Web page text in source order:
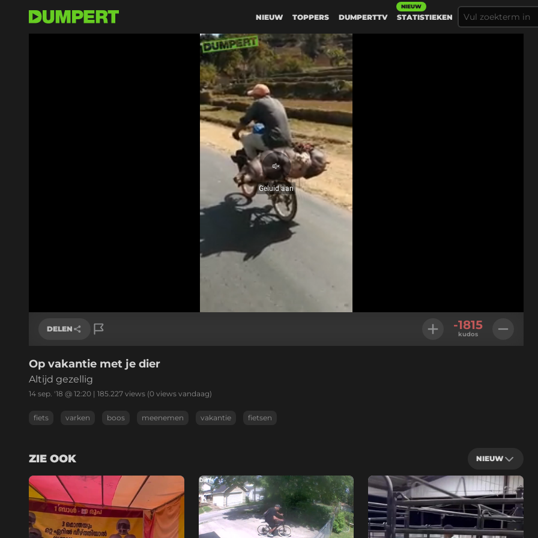
NIEUW TOPPERS DUMPERTTV STATISTIEKEN
NIEUW
Geluid
aan
Geluid aan
DELEN
Link kopiëren
-1815
kudos
Op vakantie met je dier
Altijd gezellig
14 sep. '18 @ 12:20 | 185.227 views (0 views vandaag)
fiets varken boos meenemen vakantie fietsen
ZIE OOK NIEUW